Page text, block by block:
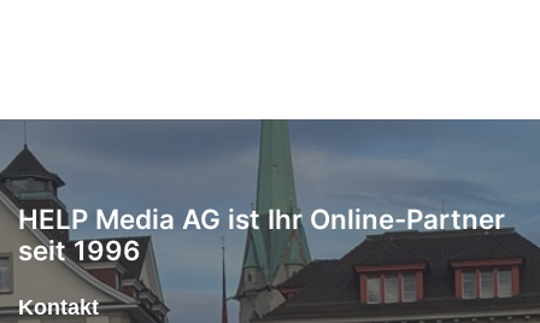
HELP Media AG ist Ihr Online-Partner
seit 1996
Kontakt